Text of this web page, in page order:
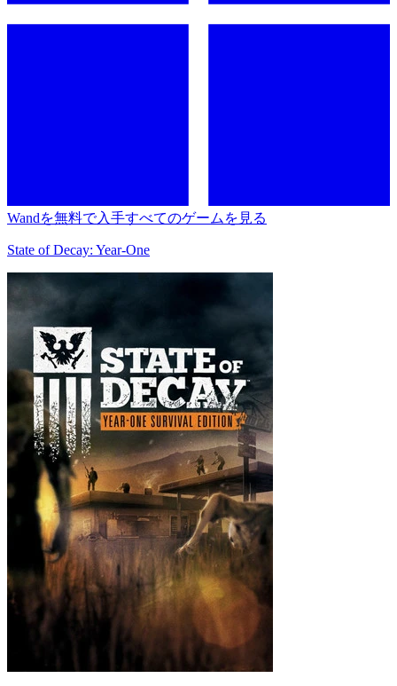
Wandを無料で入手すべてのゲームを見る
State of Decay: Year-One